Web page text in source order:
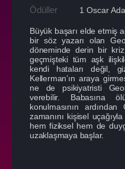
Ödüller 1 Oscar
Büyük başarı elde etmiş
bir söz yazarı olan
döneminde derin bir
geçmişteki tüm aşk
kendi hataları değil,
Kellerman’ın araya
ne de psikiyatristi
verebilir. Babasına
konulmasının
zamanını kişisel
hem fiziksel hem de
uzaklaşmaya başlar.